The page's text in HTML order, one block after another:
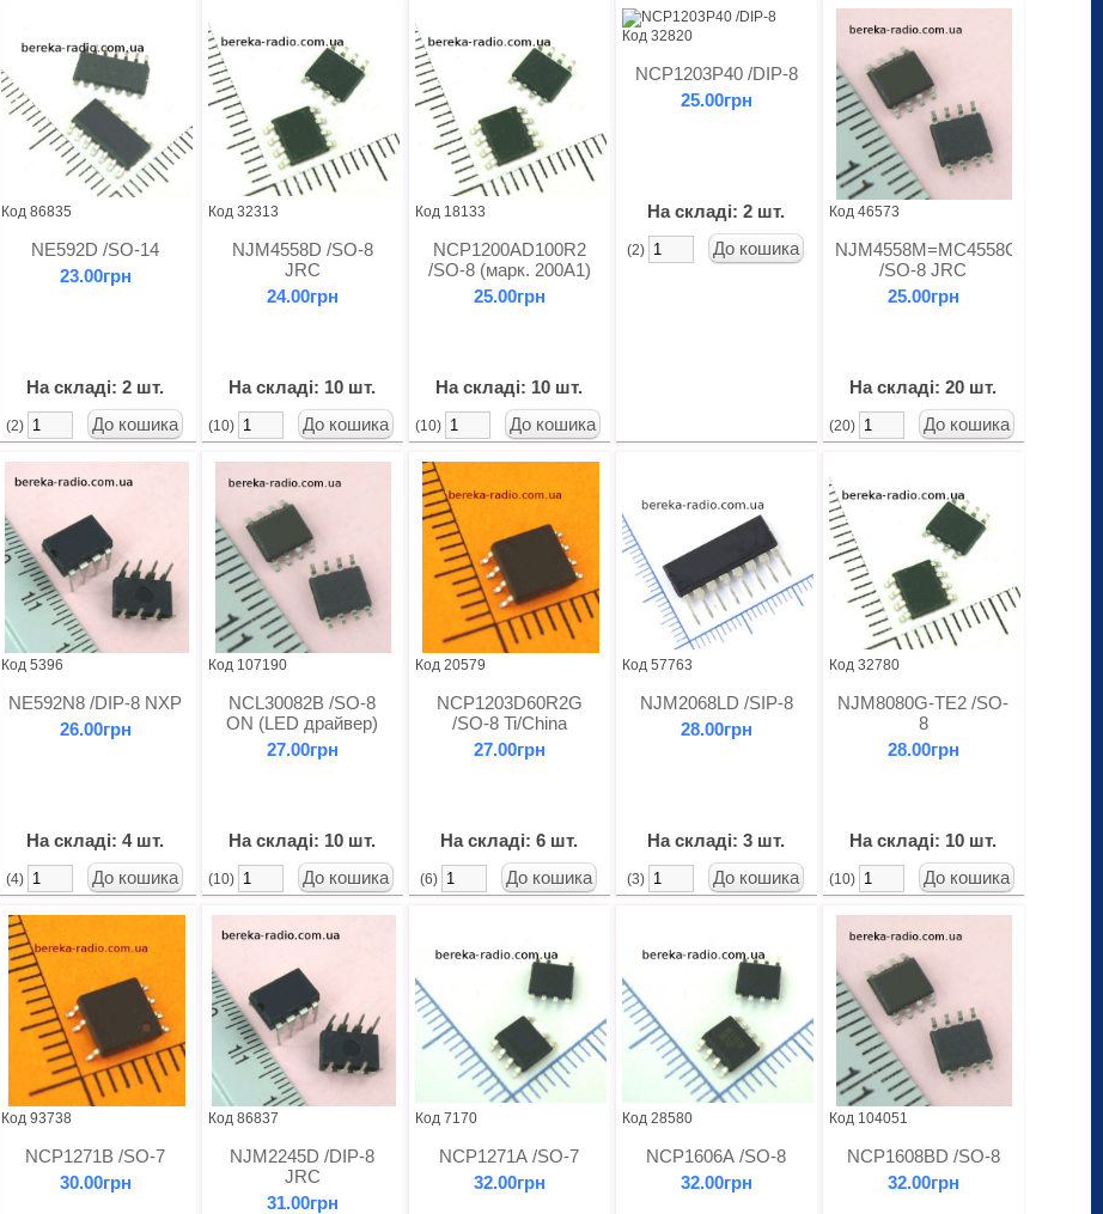
Код 86835
NE592D /SO-14
23.00грн
На складі: 2 шт.
(2)
Код 32313
NJM4558D /SO-8
JRC
24.00грн
На складі: 10 шт.
(10)
Код 18133
NCP1200AD100R2
/SO-8 (марк. 200A1)
25.00грн
На складі: 10 шт.
(10)
Код 32820
NCP1203P40 /DIP-8
25.00грн
На складі: 2 шт.
(2)
Код 46573
/SO-8 JRC
25.00грн
На складі: 20 шт.
(20)
Код 5396
NE592N8 /DIP-8 NXP
26.00грн
На складі: 4 шт.
(4)
Код 107190
NCL30082B /SO-8
ON (LED драйвер)
27.00грн
На складі: 10 шт.
(10)
Код 20579
NCP1203D60R2G
/SO-8 Ti/China
27.00грн
На складі: 6 шт.
(6)
Код 57763
NJM2068LD /SIP-8
28.00грн
На складі: 3 шт.
(3)
Код 32780
NJM8080G-TE2 /SO-
8
28.00грн
На складі: 10 шт.
(10)
Код 93738
NCP1271B /SO-7
30.00грн
Код 86837
NJM2245D /DIP-8
JRC
31.00грн
Код 7170
NCP1271A /SO-7
32.00грн
Код 28580
NCP1606A /SO-8
32.00грн
Код 104051
NCP1608BD /SO-8
32.00грн